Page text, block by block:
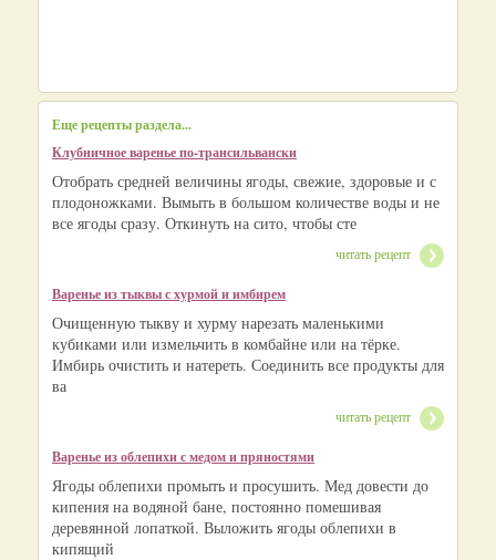
Еще рецепты раздела...
Клубничное варенье по-трансильвански
Отобрать средней величины ягоды, свежие, здоровые и с
плодоножками. Вымыть в большом количестве воды и не
все ягоды сразу. Откинуть на сито, чтобы сте
читать рецепт
Варенье из тыквы с хурмой и имбирем
Очищенную тыкву и хурму нарезать маленькими
кубиками или измельчить в комбайне или на тёрке.
Имбирь очистить и натереть. Соединить все продукты для
ва
читать рецепт
Варенье из облепихи с медом и пряностями
Ягоды облепихи промыть и просушить. Мед довести до
кипения на водяной бане, постоянно помешивая
деревянной лопаткой. Выложить ягоды облепихи в
кипящий